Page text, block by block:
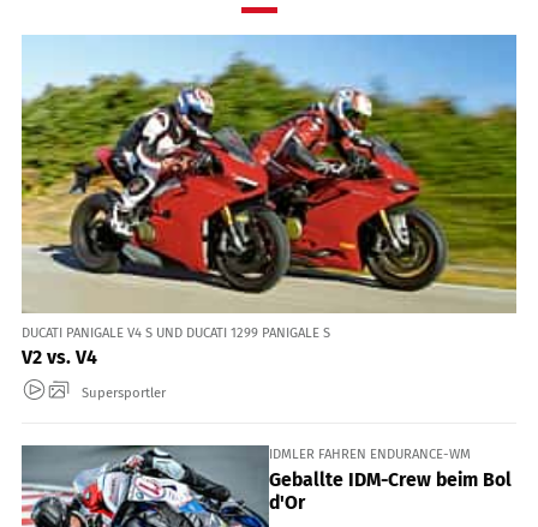
DUCATI PANIGALE V4 S UND DUCATI 1299 PANIGALE S
V2 vs. V4
Supersportler
IDMLER FAHREN ENDURANCE-WM
Geballte IDM-Crew beim Bol
d'Or